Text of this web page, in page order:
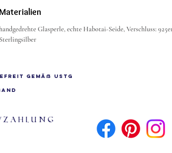
Sie zeichnet sich durch ihre
an Feuchtigkeit aufnehmen,
Glasperle, echte Habotai-Seide, Verschluss:
Sterlingsilber
gemäß UStG
Zahlung